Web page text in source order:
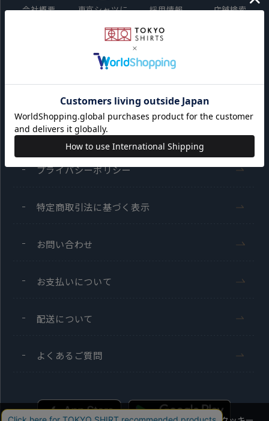
会社概要
東京シャツに
採用情報 店舗検索
ご利用ガイド
サイト利用規約
会員利用規約
プライバシーポリシー
特定商取引法に基づく表示
お問い合わせ
お支払いについて
配送について
よくあるご質問